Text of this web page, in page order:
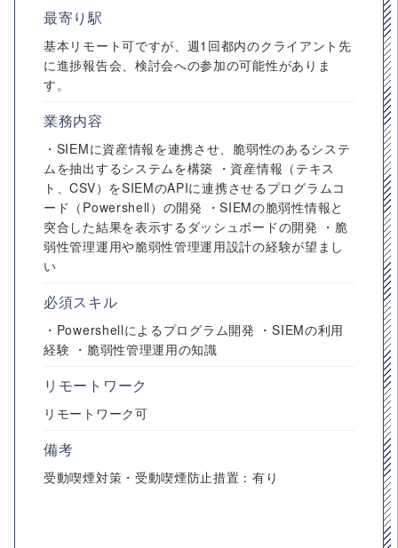
最寄り駅
基本リモート可ですが、週1回都内のクライアント先
に進捗報告会、検討会への参加の可能性がありま
す。
業務内容
・SIEMに資産情報を連携させ、脆弱性のあるシステ
ムを抽出するシステムを構築 ・資産情報（テキス
ト、CSV）をSIEMのAPIに連携させるプログラムコ
ード（Powershell）の開発 ・SIEMの脆弱性情報と
突合した結果を表示するダッシュボードの開発 ・脆
弱性管理運用や脆弱性管理運用設計の経験が望まし
い
必須スキル
・Powershellによるプログラム開発 ・SIEMの利用
経験 ・脆弱性管理運用の知識
リモートワーク
リモートワーク可
備考
受動喫煙対策・受動喫煙防止措置：有り